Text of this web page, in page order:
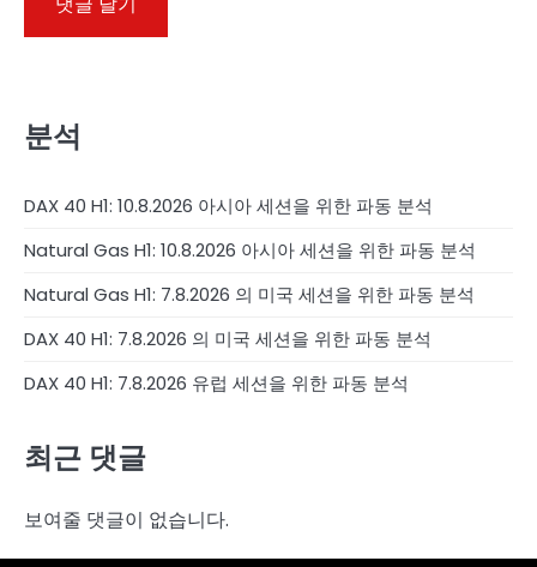
분석
DAX 40 H1: 10.8.2026 아시아 세션을 위한 파동 분석
Natural Gas H1: 10.8.2026 아시아 세션을 위한 파동 분석
Natural Gas H1: 7.8.2026 의 미국 세션을 위한 파동 분석
DAX 40 H1: 7.8.2026 의 미국 세션을 위한 파동 분석
DAX 40 H1: 7.8.2026 유럽 세션을 위한 파동 분석
최근 댓글
보여줄 댓글이 없습니다.